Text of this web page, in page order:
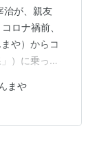
治が、親友
ロナ禍前、
や）からコ
）に乗って
今思えば、
まや